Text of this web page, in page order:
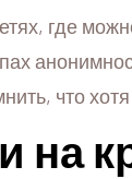
где
что
на